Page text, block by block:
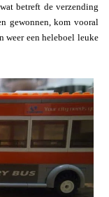
betreft de verzending
gewonnen, kom vooral
weer een heleboel leuke